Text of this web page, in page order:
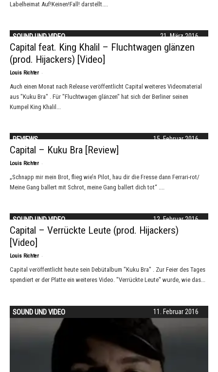
Labelheimat Auf!Keinen!Fall! darstellt....
21. März 2016
SOUND UND VIDEO
Capital feat. King Khalil – Fluchtwagen glänzen
(prod. Hijackers) [Video]
Louis Richter -
Auch einen Monat nach Release veröffentlicht Capital weiteres Videomaterial
aus "Kuku Bra" . Für "Fluchtwagen glänzen" hat sich der Berliner seinen
Kumpel King Khalil...
15. Februar 2016
REVIEWS
Capital – Kuku Bra [Review]
Louis Richter -
„Schnapp mir mein Brot, flieg wie’n Pilot, hau dir die Fresse dann Ferrari-rot/
Meine Gang ballert mit Schrot, meine Gang ballert dich tot“ ....
12. Februar 2016
SOUND UND VIDEO
Capital – Verrückte Leute (prod. Hijackers)
[Video]
Louis Richter -
Capital veröffentlicht heute sein Debütalbum "Kuku Bra" . Zur Feier des Tages
spendiert er der Platte ein weiteres Video. "Verrückte Leute" wurde, wie das...
11. Februar 2016
SOUND UND VIDEO